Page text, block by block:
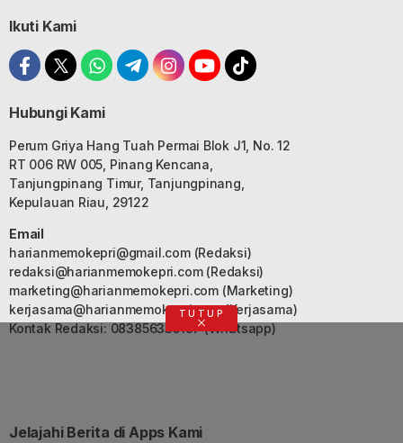
Ikuti Kami
Hubungi Kami
Perum Griya Hang Tuah Permai Blok J1, No. 12
RT 006 RW 005, Pinang Kencana,
Tanjungpinang Timur, Tanjungpinang,
Kepulauan Riau, 29122
Email
harianmemokepri@gmail.com(Redaksi)
redaksi@harianmemokepri.com(Redaksi)
marketing@harianmemokepri.com(Marketing)
kerjasama@harianmemokepri.com(Kerjasama)
Kontak Redaksi: 083856335187 (Whatsapp)
Jelajahi Berita di Apps Kami
TUTUP